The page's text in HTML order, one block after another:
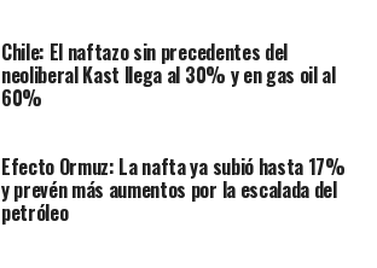
Chile: El naftazo sin precedentes del
neoliberal Kast llega al 30% y en gas oil al
60%
Efecto Ormuz: La nafta ya subió hasta 17%
y prevén más aumentos por la escalada del
petróleo